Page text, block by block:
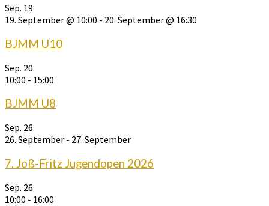
Sep. 19
19. September @ 10:00 - 20. September @ 16:30
BJMM U10
Sep. 20
10:00 - 15:00
BJMM U8
Sep. 26
26. September - 27. September
7. Joß-Fritz Jugendopen 2026
Sep. 26
10:00 - 16:00